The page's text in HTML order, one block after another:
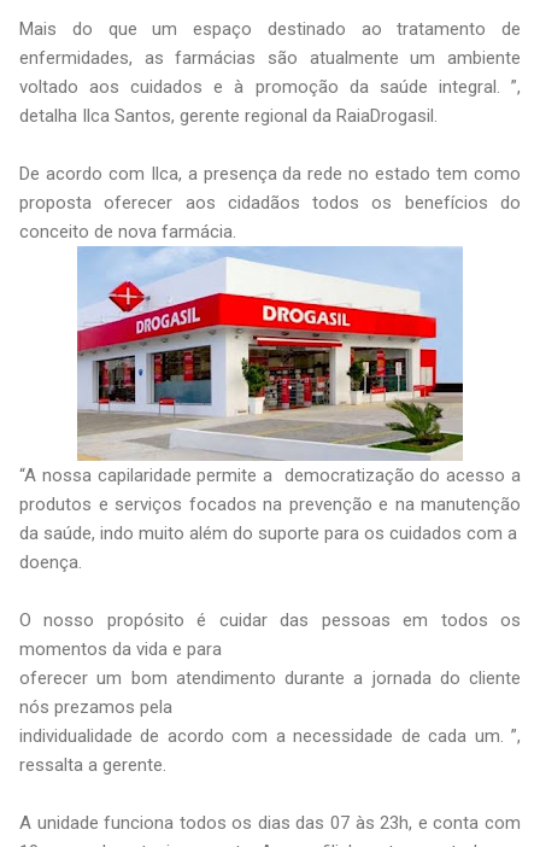
Mais do que um espaço destinado ao tratamento de
enfermidades, as farmácias são atualmente um ambiente
voltado aos cuidados e à promoção da saúde integral. ”,
detalha Ilca Santos, gerente regional da RaiaDrogasil.
De acordo com Ilca, a presença da rede no estado tem como
proposta oferecer aos cidadãos todos os benefícios do
conceito de nova farmácia.
“A nossa capilaridade permite a democratização do acesso a
produtos e serviços focados na prevenção e na manutenção
da saúde, indo muito além do suporte para os cuidados com a
doença.
O nosso propósito é cuidar das pessoas em todos os
momentos da vida e para
oferecer um bom atendimento durante a jornada do cliente
nós prezamos pela
individualidade de acordo com a necessidade de cada um. ”,
ressalta a gerente.
A unidade funciona todos os dias das 07 às 23h, e conta com